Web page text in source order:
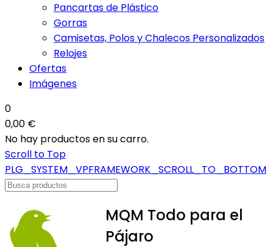
Pancartas de Plástico
Gorras
Camisetas, Polos y Chalecos Personalizados
Relojes
Ofertas
Imágenes
0
0,00 €
No hay productos en su carro.
Scroll to Top
PLG_SYSTEM_VPFRAMEWORK_SCROLL_TO_BOTTOM
MQM Todo para el
Pájaro